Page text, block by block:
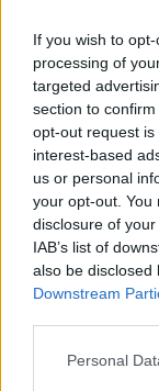
If you wish to
processing of
targeted
section to
opt-out request
interest-based
us or personal
your opt-out. You
disclosure of
IAB’s list of
also be disclosed
Downstream
Personal
prasmėmis.
Achilo
juokavo
sukrauti
Naujienų
neslepia,